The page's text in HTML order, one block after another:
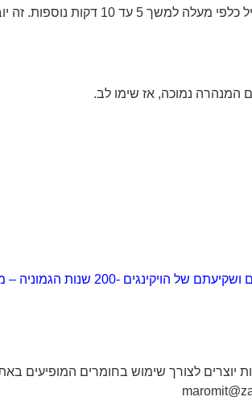
עם זאת, הייתי ממליץ לארוז את בגדי
המנהרה נמוכה, אז שימו לב.
יוצרים לצורך שימוש בחומרים המופיעים